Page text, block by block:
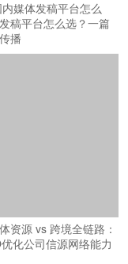
蓝媒科技有限公司 版权